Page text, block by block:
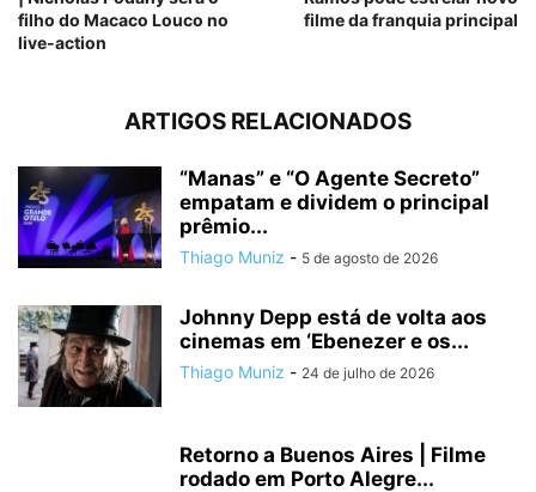
filho do Macaco Louco no
live-action
filme da franquia principal
ARTIGOS RELACIONADOS
“Manas” e “O Agente Secreto”
empatam e dividem o principal
prêmio...
Thiago Muniz - 5 de agosto de 2026
Johnny Depp está de volta aos
cinemas em ‘Ebenezer e os...
Thiago Muniz - 24 de julho de 2026
Retorno a Buenos Aires | Filme
rodado em Porto Alegre...